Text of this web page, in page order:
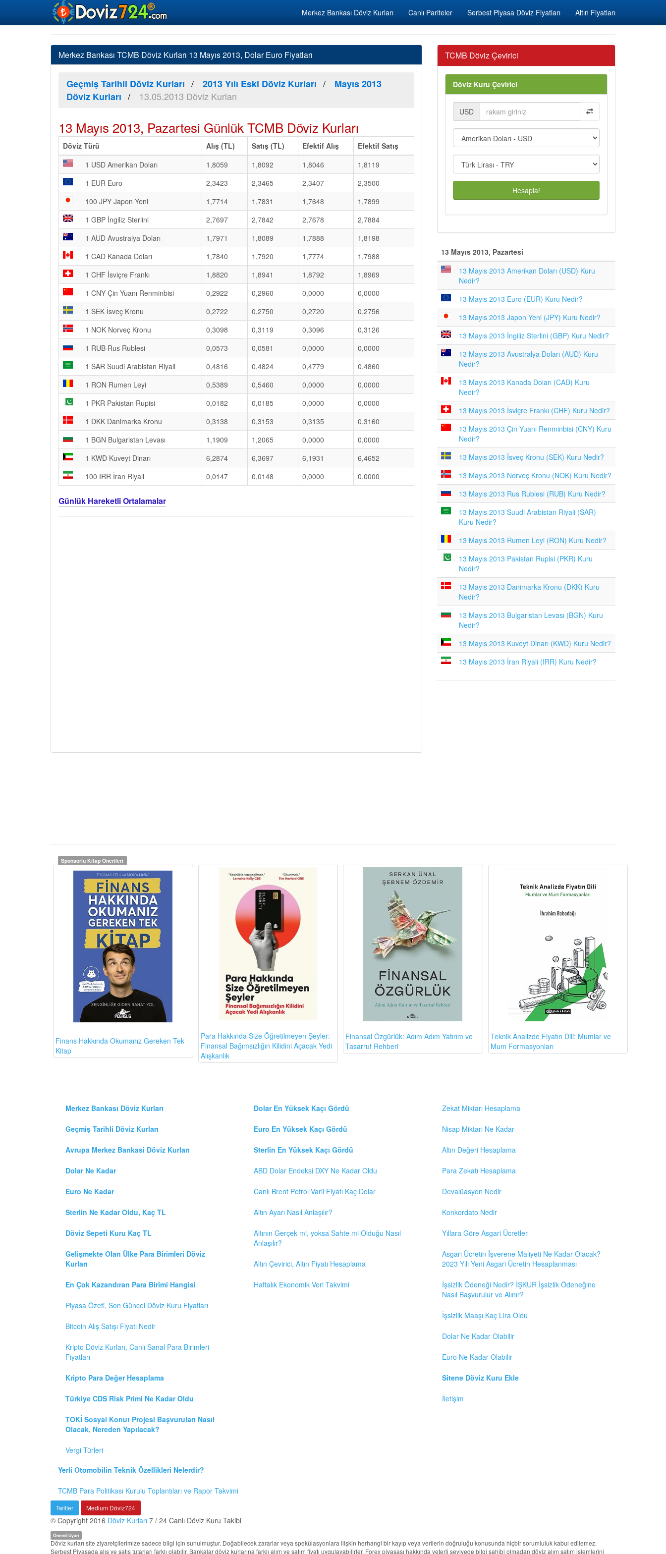
Merkez Bankası Döviz Kurları Canlı Pariteler Serbest Piyasa Döviz Fiyatları Altın Fiyatları
Merkez Bankası TCMB Döviz Kurları 13 Mayıs 2013, Dolar Euro Fiyatları
Geçmiş Tarihli Döviz Kurları 2013 Yılı Eski Döviz Kurları
Mayıs 2013
Döviz Kurları
13.05.2013 Döviz Kurları
13 Mayıs 2013, Pazartesi Günlük TCMB Döviz Kurları
Döviz Türü Alış (TL) Satış (TL) Efektif Alış
Efektif Satış
1 USD Amerikan Doları
1,8059 1,8092 1,8046
1,8119
1 EUR Euro
2,3423 2,3465 2,3407
2,3500
100 JPY Japon Yeni
1,7714 1,7831 1,7648
1,7899
1 GBP İngiliz Sterlini
2,7697 2,7842 2,7678
2,7884
1 AUD Avustralya Doları
1,7971 1,8089 1,7888
1,8198
1 CAD Kanada Doları
1,7840 1,7920 1,7774
1,7988
1 CHF İsviçre Frankı
1,8820 1,8941 1,8792
1,8969
1 CNY Çin Yuanı Renminbisi
0,2922 0,2960 0,0000
0,0000
1 SEK İsveç Kronu
0,2722 0,2750 0,2720
0,2756
1 NOK Norveç Kronu
0,3098 0,3119 0,3096
0,3126
1 RUB Rus Rublesi
0,0573 0,0581 0,0000
0,0000
1 SAR Suudi Arabistan Riyali
0,4816 0,4824 0,4779
0,4860
1 RON Rumen Leyi
0,5389 0,5460 0,0000
0,0000
1 PKR Pakistan Rupisi
0,0182 0,0185 0,0000
0,0000
1 DKK Danimarka Kronu
0,3138 0,3153 0,3135
0,3160
1 BGN Bulgaristan Levası
1,1909 1,2065 0,0000
0,0000
1 KWD Kuveyt Dinarı
6,2874 6,3697 6,1931
6,4652
100 IRR İran Riyali
0,0147 0,0148 0,0000 0,0000
Günlük Hareketli Ortalamalar
TCMB Döviz Çevirici
Döviz Kuru Çevirici
USD
Hesapla!
13 Mayıs 2013, Pazartesi
13 Mayıs 2013 Amerikan Doları (USD) Kuru
Nedir?
13 Mayıs 2013 Euro (EUR) Kuru Nedir?
13 Mayıs 2013 Japon Yeni (JPY) Kuru Nedir?
13 Mayıs 2013 İngiliz Sterlini (GBP) Kuru Nedir?
13 Mayıs 2013 Avustralya Doları (AUD) Kuru
Nedir?
13 Mayıs 2013 Kanada Doları (CAD) Kuru
Nedir?
13 Mayıs 2013 İsviçre Frankı (CHF) Kuru Nedir?
13 Mayıs 2013 Çin Yuanı Renminbisi (CNY) Kuru
Nedir?
13 Mayıs 2013 İsveç Kronu (SEK) Kuru Nedir?
13 Mayıs 2013 Norveç Kronu (NOK) Kuru Nedir?
13 Mayıs 2013 Rus Rublesi (RUB) Kuru Nedir?
13 Mayıs 2013 Suudi Arabistan Riyali (SAR)
Kuru Nedir?
13 Mayıs 2013 Rumen Leyi (RON) Kuru Nedir?
13 Mayıs 2013 Pakistan Rupisi (PKR) Kuru
Nedir?
13 Mayıs 2013 Danimarka Kronu (DKK) Kuru
Nedir?
13 Mayıs 2013 Bulgaristan Levası (BGN) Kuru
Nedir?
13 Mayıs 2013 Kuveyt Dinarı (KWD) Kuru Nedir?
13 Mayıs 2013 İran Riyali (IRR) Kuru Nedir?
Sponsorlu Kitap Önerileri
Finans Hakkında Okumanız Gereken Tek
Kitap
Para Hakkında Size Öğretilmeyen Şeyler:
Finansal Bağımsızlığın Kilidini Açacak Yedi
Alışkanlık
Finansal Özgürlük: Adım Adım Yatırım ve
Tasarruf Rehberi
Teknik Analizde Fiyatın Dili: Mumlar ve
Mum Formasyonları
Merkez Bankası Döviz Kurları
Geçmiş Tarihli Döviz Kurları
Avrupa Merkez Bankasi Döviz Kurları
Dolar Ne Kadar
Euro Ne Kadar
Sterlin Ne Kadar Oldu, Kaç TL
Döviz Sepeti Kuru Kaç TL
Gelişmekte Olan Ülke Para Birimleri Döviz
Kurları
En Çok Kazandıran Para Birimi Hangisi
Piyasa Özeti, Son Güncel Döviz Kuru Fiyatları
Bitcoin Alış Satışı Fiyatı Nedir
Kripto Döviz Kurları, Canlı Sanal Para Birimleri
Fiyatları
Kripto Para Değer Hesaplama
Türkiye CDS Risk Primi Ne Kadar Oldu
TOKİ Sosyal Konut Projesi Başvuruları Nasıl
Olacak, Nereden Yapılacak?
Vergi Türleri
Dolar En Yüksek Kaçı Gördü
Euro En Yüksek Kaçı Gördü
Sterlin En Yüksek Kaçı Gördü
ABD Dolar Endeksi DXY Ne Kadar Oldu
Canlı Brent Petrol Varil Fiyatı Kaç Dolar
Altın Ayarı Nasıl Anlaşılır?
Altının Gerçek mi, yoksa Sahte mi Olduğu Nasıl
Anlaşılır?
Altın Çevirici, Altın Fiyatı Hesaplama
Haftalık Ekonomik Veri Takvimi
Zekat Miktarı Hesaplama
Nisap Miktarı Ne Kadar
Altın Değeri Hesaplama
Para Zekatı Hesaplama
Devalüasyon Nedir
Konkordato Nedir
Yıllara Göre Asgari Ücretler
Asgari Ücretin İşverene Maliyeti Ne Kadar Olacak?
2023 Yılı Yeni Asgari Ücretin Hesaplanması
İşsizlik Ödeneği Nedir? İŞKUR İşsizlik Ödeneğine
Nasıl Başvurulur ve Alınır?
İşsizlik Maaşı Kaç Lira Oldu
Dolar Ne Kadar Olabilir
Euro Ne Kadar Olabilir
Sitene Döviz Kuru Ekle
İletişim
Yerli Otomobilin Teknik Özellikleri Nelerdir?
TCMB Para Politikası Kurulu Toplantıları ve Rapor Takvimi
Twitter Medium Döviz724
© Copyright 2016 Döviz Kurları 7 / 24 Canlı Döviz Kuru Takibi
Önemli Uyarı
Döviz kurları site ziyaretçilerimize sadece bilgi için sunulmuştur. Doğabilecek zararlar veya spekülasyonlara ilişkin herhangi bir kayıp veya verilerin doğruluğu konusunda hiçbir sorumluluk kabul edilemez.
Serbest Piyasada alış ve satış tutarları farklı olabilir. Bankalar döviz kurlarına farklı alım ve satım fiyatı uygulayabilirler. Forex piyasası hakkında yeterli seviyede bilgi sahibi olmadan döviz alım satım işlemlerini